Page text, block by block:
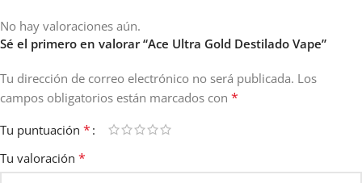
No hay valoraciones aún.
Sé el primero en valorar “Ace Ultra Gold Destilado Vape”
Tu dirección de correo electrónico no será publicada. Los
campos obligatorios están marcados con *
Tu puntuación *
Tu valoración *